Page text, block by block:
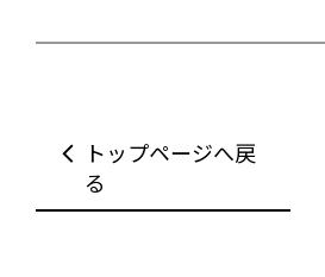
トップページへ戻
る